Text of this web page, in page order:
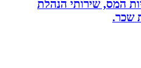
המס, שירותי הנהלת